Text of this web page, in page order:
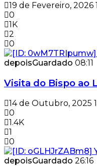
19 de Fevereiro, 2026
0
1K
2
0
depoisGuardado 08:11
Visita do Bispo ao
14 de Outubro, 2025
0
1.4K
1
0
depoisGuardado 26:16